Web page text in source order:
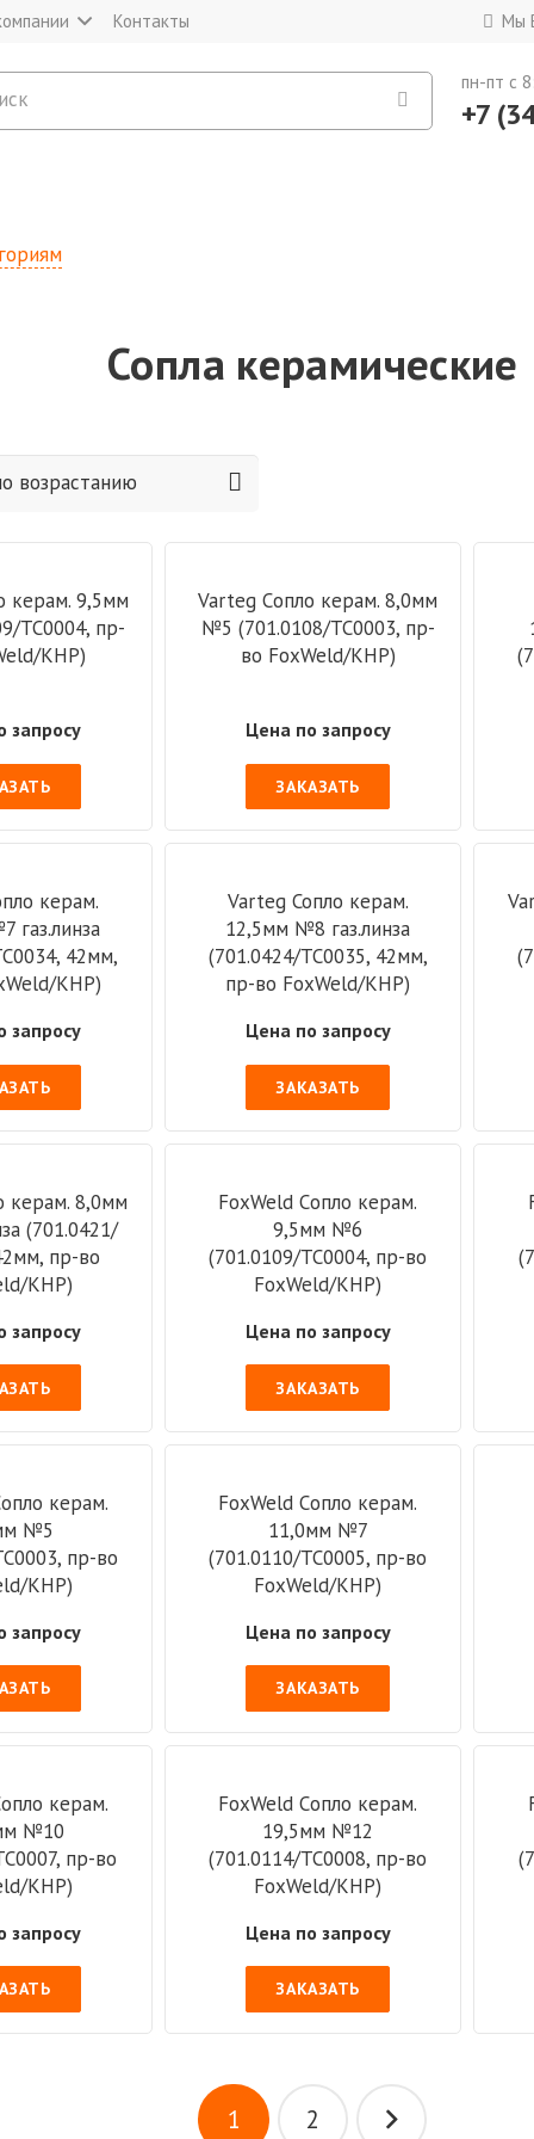
Контакты Мы
пн-пт c
+7
Сопла керамические
керам. 9,5мм
TC0004, пр-
КНР)
запросу
Varteg Cопло керам. 8,0мм
№5 (701.0108/TC0003, пр-
во FoxWeld/КНР)
Цена по запросу
ЗАКАЗАТЬ
керам.
газ.линза
42мм,
КНР)
запросу
Varteg Сопло керам.
12,5мм №8 газ.линза
(701.0424/ТС0035, 42мм,
пр-во FoxWeld/КНР)
Цена по запросу
ЗАКАЗАТЬ
керам. 8,0мм
(701.0421/
пр-во
КНР)
запросу
FoxWeld Cопло керам.
9,5мм №6
(701.0109/TC0004, пр-во
FoxWeld/КНР)
Цена по запросу
ЗАКАЗАТЬ
керам.
№5
пр-во
КНР)
запросу
FoxWeld Cопло керам.
11,0мм №7
(701.0110/TC0005, пр-во
FoxWeld/КНР)
Цена по запросу
ЗАКАЗАТЬ
керам.
№10
пр-во
КНР)
запросу
FoxWeld Cопло керам.
19,5мм №12
(701.0114/TC0008, пр-во
FoxWeld/КНР)
Цена по запросу
ЗАКАЗАТЬ
1 2